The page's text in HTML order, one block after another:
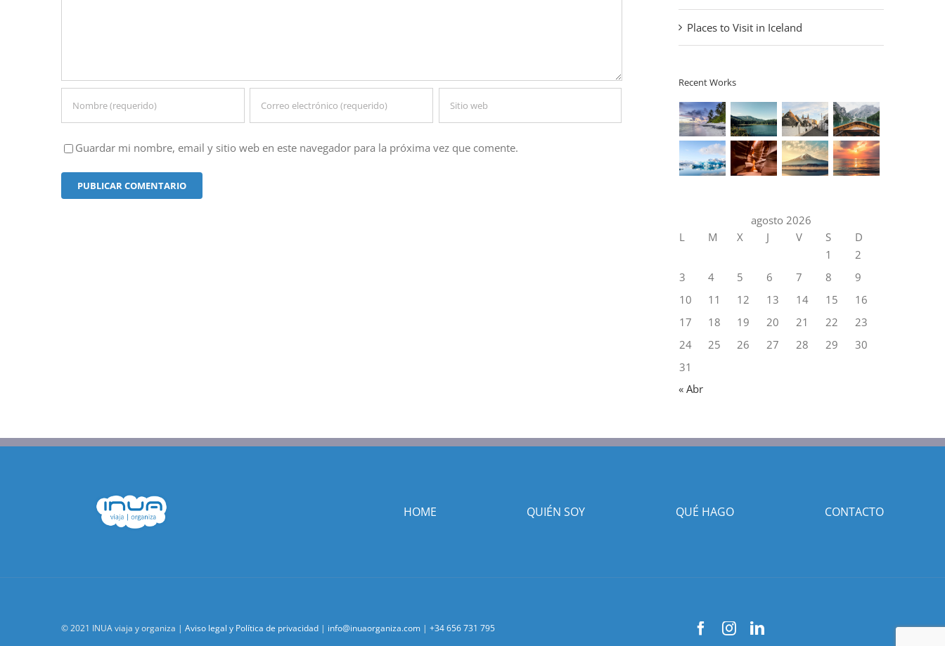
Guardar mi nombre, email y sitio web en este navegador para la próxima vez que comente.
Places to Visit in Iceland
Recent Works
agosto 2026
L
M X J V S
D
1
2
3
4 5 6 7 8
9
10
11 12 13 14 15
16
17
18 19 20 21 22
23
24
25 26 27 28 29
30
31
« Abr
HOME QUIÉN SOY QUÉ HAGO CONTACTO
© 2021 INUA viaja y organiza | Aviso legal y Política de privacidad| info@inuaorganiza.com| +34 656 731 795